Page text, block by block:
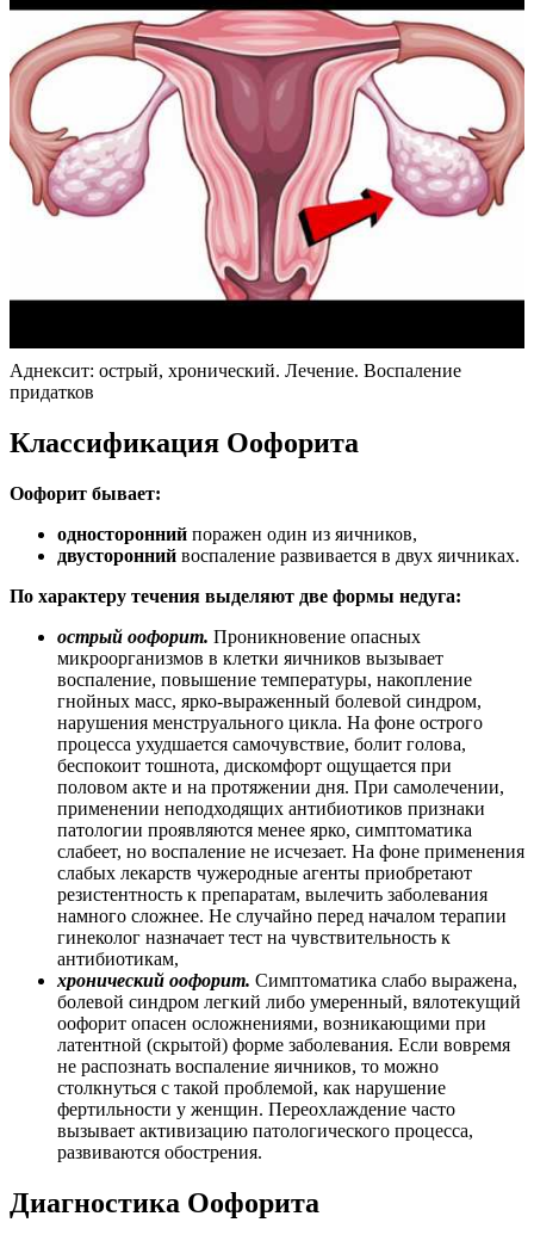
Аднексит: острый, хронический. Лечение. Воспаление
придатков
Классификация Оофорита
Оофорит бывает:
односторонний поражен один из яичников,
двусторонний воспаление развивается в двух яичниках.
По характеру течения выделяют две формы недуга:
острый оофорит. Проникновение опасных
микроорганизмов в клетки яичников вызывает
воспаление, повышение температуры, накопление
гнойных масс, ярко-выраженный болевой синдром,
нарушения менструального цикла. На фоне острого
процесса ухудшается самочувствие, болит голова,
беспокоит тошнота, дискомфорт ощущается при
половом акте и на протяжении дня. При самолечении,
применении неподходящих антибиотиков признаки
патологии проявляются менее ярко, симптоматика
слабеет, но воспаление не исчезает. На фоне применения
слабых лекарств чужеродные агенты приобретают
резистентность к препаратам, вылечить заболевания
намного сложнее. Не случайно перед началом терапии
гинеколог назначает тест на чувствительность к
антибиотикам,
хронический оофорит. Симптоматика слабо выражена,
болевой синдром легкий либо умеренный, вялотекущий
оофорит опасен осложнениями, возникающими при
латентной (скрытой) форме заболевания. Если вовремя
не распознать воспаление яичников, то можно
столкнуться с такой проблемой, как нарушение
фертильности у женщин. Переохлаждение часто
вызывает активизацию патологического процесса,
развиваются обострения.
Диагностика Оофорита